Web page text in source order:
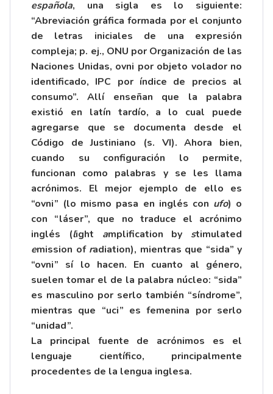
española, una sigla es lo siguiente:
“Abreviación gráfica formada por el conjunto
de letras iniciales de una expresión
compleja; p. ej., ONU por Organización de las
Naciones Unidas, ovni por objeto volador no
identificado, IPC por índice de precios al
consumo”. Allí enseñan que la palabra
existió en latín tardío, a lo cual puede
agregarse que se documenta desde el
Código de Justiniano (s. VI). Ahora bien,
cuando su configuración lo permite,
funcionan como palabras y se les llama
acrónimos. El mejor ejemplo de ello es
“ovni” (lo mismo pasa en inglés con ufo) o
con “láser”, que no traduce el acrónimo
inglés (light amplification by stimulated
emission of radiation), mientras que “sida” y
“ovni” sí lo hacen. En cuanto al género,
suelen tomar el de la palabra núcleo: “sida”
es masculino por serlo también “síndrome”,
mientras que “uci” es femenina por serlo
“unidad”.
La principal fuente de acrónimos es el
lenguaje científico, principalmente
procedentes de la lengua inglesa.